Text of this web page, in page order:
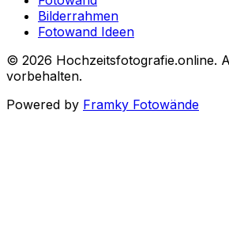
Bilderrahmen
Fotowand Ideen
© 2026 Hochzeitsfotografie.online.
vorbehalten.
Powered by Framky Fotowände